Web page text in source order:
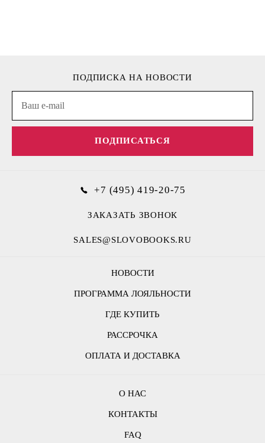
НОВОСТИ
ПРОГРАММА ЛОЯЛЬНОСТИ
ГДЕ КУПИТЬ
РАССРОЧКА
ОПЛАТА И ДОСТАВКА
ПОДПИСКА НА НОВОСТИ
ПОДПИСАТЬСЯ
О НАС
КОНТАКТЫ
FAQ
+7 (495) 419-20-75
ЗАКАЗАТЬ ЗВОНОК
SALES@SLOVOBOOKS.RU